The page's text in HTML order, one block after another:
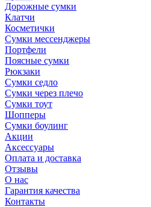
Дорожные сумки
Клатчи
Косметички
Сумки мессенджеры
Портфели
Поясные сумки
Рюкзаки
Сумки седло
Сумки через плечо
Сумки тоут
Шопперы
Сумки боулинг
Акции
Аксессуары
Оплата и доставка
Отзывы
О нас
Гарантия качества
Контакты